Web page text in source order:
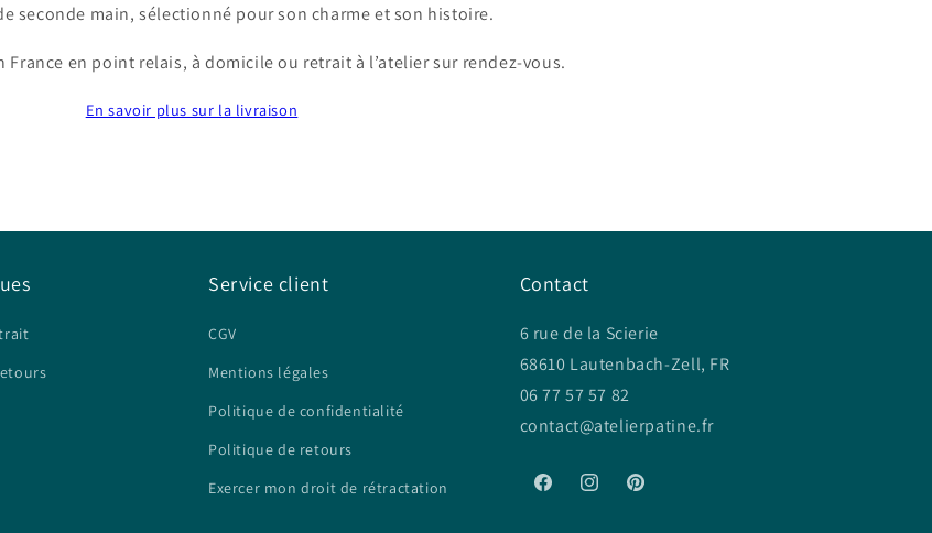
seconde main, sélectionné pour son charme et son histoire.
France en point relais, à domicile ou retrait à l’atelier sur rendez-vous.
En savoir plus sur la livraison
Service client
CGV
Mentions légales
Politique de confidentialité
Politique de retours
Exercer mon droit de rétractation
Contact
6 rue de la Scierie
68610 Lautenbach-Zell, FR
06 77 57 57 82
contact@atelierpatine.fr
FacebookInstagramPinterest